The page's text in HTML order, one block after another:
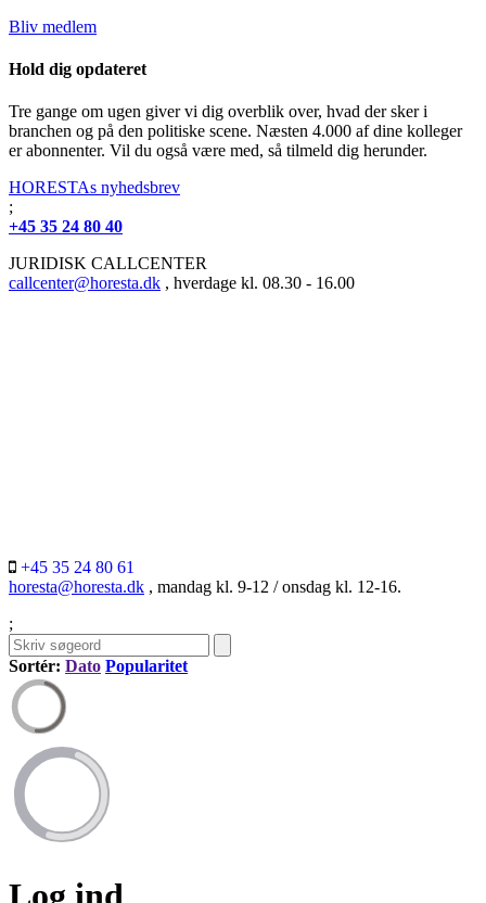
Bliv medlem
Hold dig opdateret
Tre gange om ugen giver vi dig overblik over, hvad der sker i
branchen og på den politiske scene. Næsten 4.000 af dine kolleger
er abonnenter. Vil du også være med, så tilmeld dig herunder.
HORESTAs nyhedsbrev
;
+45 35 24 80 40
JURIDISK CALLCENTER
callcenter@horesta.dk , hverdage kl. 08.30 - 16.00
+45 35 24 80 61
horesta@horesta.dk , mandag kl. 9-12 / onsdag kl. 12-16.
;
Sortér: Dato Popularitet